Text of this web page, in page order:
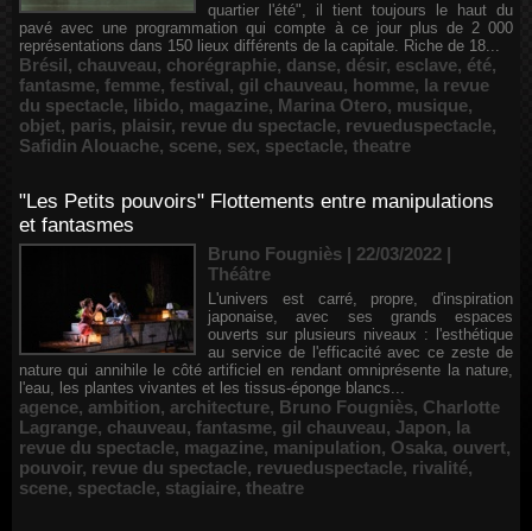
quartier l'été", il tient toujours le haut du
pavé avec une programmation qui compte à ce jour plus de 2 000
représentations dans 150 lieux différents de la capitale. Riche de 18...
Brésil, chauveau, chorégraphie, danse, désir, esclave, été,
fantasme, femme, festival, gil chauveau, homme, la revue
du spectacle, libido, magazine, Marina Otero, musique,
objet, paris, plaisir, revue du spectacle, revueduspectacle,
Safidin Alouache, scene, sex, spectacle, theatre
"Les Petits pouvoirs" Flottements entre manipulations
et fantasmes
Bruno Fougniès | 22/03/2022 |
Théâtre
L'univers est carré, propre, d'inspiration
japonaise, avec ses grands espaces
ouverts sur plusieurs niveaux : l'esthétique
au service de l'efficacité avec ce zeste de
nature qui annihile le côté artificiel en rendant omniprésente la nature,
l'eau, les plantes vivantes et les tissus-éponge blancs...
agence, ambition, architecture, Bruno Fougniès, Charlotte
Lagrange, chauveau, fantasme, gil chauveau, Japon, la
revue du spectacle, magazine, manipulation, Osaka, ouvert,
pouvoir, revue du spectacle, revueduspectacle, rivalité,
scene, spectacle, stagiaire, theatre